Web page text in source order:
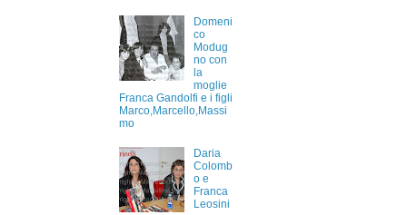
Domeni
co
Modug
no con
la
moglie
Franca Gandolfi e i figli
Marco,Marcello,Massi
mo
Daria
Colomb
o e
Franca
Leosini